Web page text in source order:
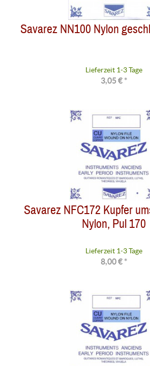
Savarez NN100 Nylon
Lieferzeit 1-3 Tage
3,05 € *
Savarez NFC172 Kupfer
Nylon, Pul 170
Lieferzeit 1-3 Tage
8,00 € *